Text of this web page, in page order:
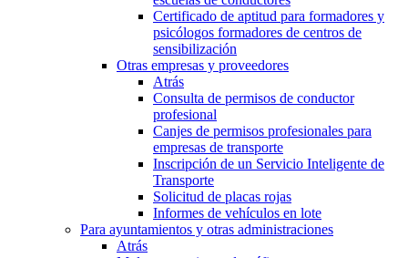
Certificado de aptitud para formadores y
psicólogos formadores de centros de
sensibilización
Otras empresas y proveedores
Atrás
Consulta de permisos de conductor
profesional
Canjes de permisos profesionales para
empresas de transporte
Inscripción de un Servicio Inteligente de
Transporte
Solicitud de placas rojas
Informes de vehículos en lote
Para ayuntamientos y otras administraciones
Atrás